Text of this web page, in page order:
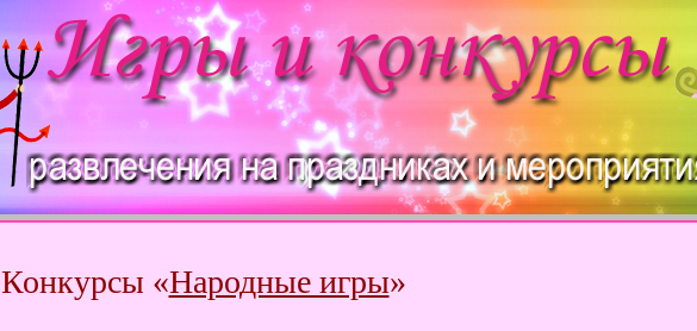
Конкурсы «Народные игры»